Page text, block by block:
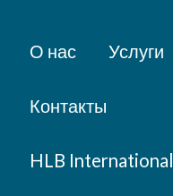
О нас Услуги
Контакты
HLB International